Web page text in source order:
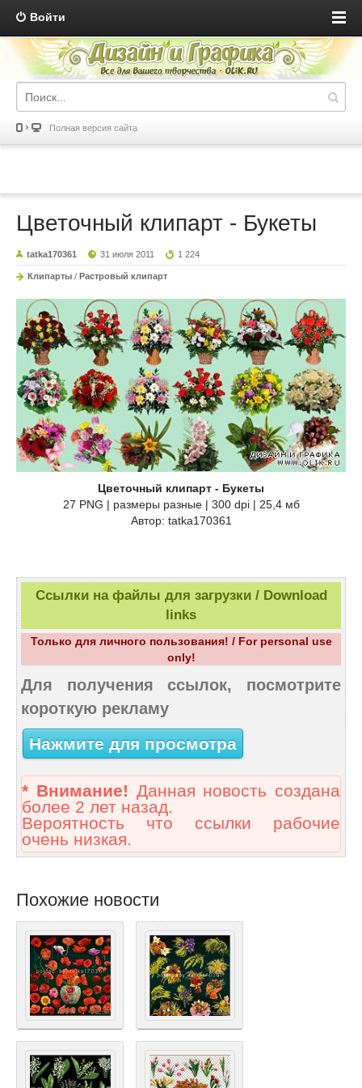
Войти
Полная версия сайта
Цветочный клипарт - Букеты
tatka170361 31 июля 2011 1 224
Клипарты / Растровый клипарт
Цветочный клипарт - Букеты
27 PNG | размеры разные | 300 dpi | 25,4 мб
Автор: tatka170361
Ссылки на файлы для загрузки / Download
links
Только для личного пользования! / For personal use
only!
Для получения ссылок, посмотрите
короткую рекламу
Нажмите для просмотра
* Внимание! Данная новость создана
более 2 лет назад.
Вероятность что ссылки рабочие
очень низкая.
Похожие новости